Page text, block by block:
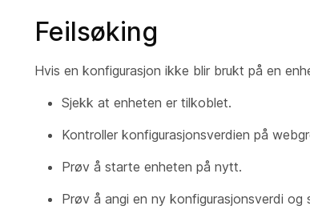
Feilsøking
Hvis en konfigurasjon ikke blir brukt på en
Sjekk at enheten er tilkoblet.
Kontroller konfigurasjonsverdien på
Prøv å starte enheten på nytt.
Prøv å angi en ny konfigurasjonsverdi og